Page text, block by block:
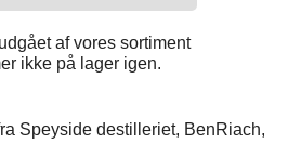
af vores sortiment
ikke på lager igen.
Speyside destilleriet, BenRiach,